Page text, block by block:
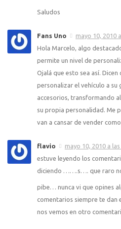
Saludos
Fans Uno
mayo 10, 2010
Hola Marcelo, algo
permite un nivel de
Ojalá que esto sea así. Dicen
personalizar el vehículo a su
accesorios, transformando
su propia personalidad. Me
van a cansar de vender
flavio
mayo 10, 2010 a
estuve leyendo los
diciendo …….s…. que raro
pibe… nunca vi que opines
comentarios siempre te dan
nos vemos en otro